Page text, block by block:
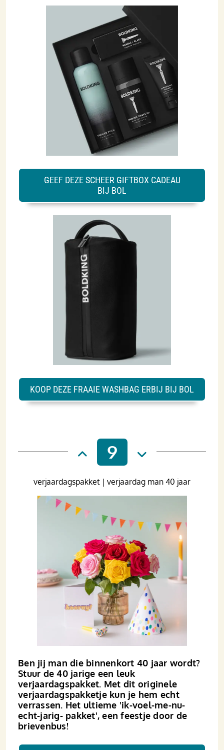
GEEF DEZE SCHEER GIFTBOX CADEAU
BIJ BOL
KOOP DEZE FRAAIE WASHBAG ERBIJ BIJ BOL
9
Ben jij man die binnenkort 40 jaar wordt?
Stuur de 40 jarige een leuk
verjaardagspakket. Met dit originele
verjaardagspakketje kun je hem echt
verrassen. Het ultieme 'ik-voel-me-nu-
echt-jarig- pakket', een feestje door de
brievenbus!
verjaardagspakket | verjaardag man 40 jaar